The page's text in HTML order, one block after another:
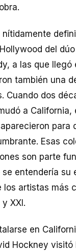
nítidamente
del
a las que llegó
también una
Cuando dos
a California,
para
Esas
son parte
se entendería su
los artistas más
XXI.
en
Hockney visitó